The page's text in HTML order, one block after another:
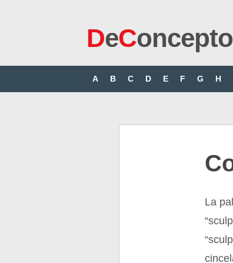
DeC
A B C D E F G H
La